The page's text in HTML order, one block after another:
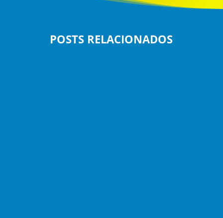
POSTS RELACIONADOS